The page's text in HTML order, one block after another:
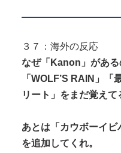
３７：海外の反応
なぜ「Kanon」があ
「WOLF’S RAIN」
リート」をまだ覚えて
あとは「カウボーイビ
を追加してくれ。